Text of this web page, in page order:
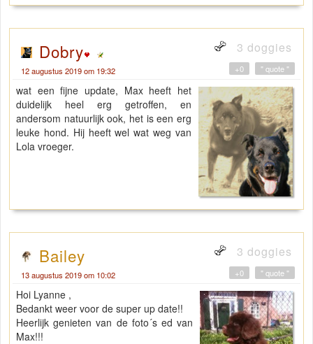
Dobry 3 doggies
12 augustus 2019 om 19:32 " quote "
+0
wat een fijne update, Max heeft het
duidelijk heel erg getroffen, en
andersom natuurlijk ook, het is een erg
leuke hond. Hij heeft wel wat weg van
Lola vroeger.
Bailey 3 doggies
13 augustus 2019 om 10:02 " quote "
+0
Hoi Lyanne ,
Bedankt weer voor de super up date!!
Heerlijk genieten van de foto´s ed van
Max!!!